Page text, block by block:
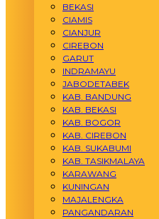
BEKASI
CIAMIS
CIANJUR
CIREBON
GARUT
INDRAMAYU
JABODETABEK
KAB. BANDUNG
KAB. BEKASI
KAB. BOGOR
KAB. CIREBON
KAB. SUKABUMI
KAB. TASIKMALAYA
KARAWANG
KUNINGAN
MAJALENGKA
PANGANDARAN